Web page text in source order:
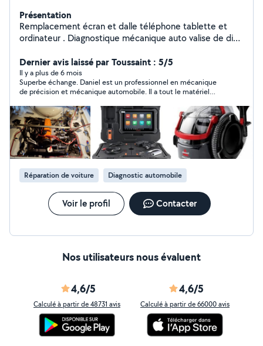
Présentation
Remplacement écran et dalle téléphone tablette et
ordinateur . Diagnostique mécanique auto valise de diag
compris E Race voiture compétition. Réfection turbo.
Possède tout type d'outillage pour l'automobile y
compris extracteur d'injecteur. Si vous cherchez un
outillage spécial faites-moi une demande privée je
pourrais peut-être vous dépanner. je vous propose les
conseils pour préparation automobile et assistance
rallye. Possède caméra thermique pour vérif isolation.
Mesure de champ magnétique avec précision.
Dernier avis laissé par Toussaint : 5/5
Il y a plus de 6 mois
Superbe échange. Daniel est un professionnel en mécanique
de précision et mécanique automobile. Il a tout le matériel
qualité. Je vous recommande ses services. TOUSSAINT
Multiservices -Un contact, 1000 solutions-
Réparation de voiture Diagnostic automobile
Voir le profil Contacter
Nos utilisateurs nous évaluent
4,6/5
Calculé à partir de 48731 avis
4,6/5
Calculé à partir de 66000 avis